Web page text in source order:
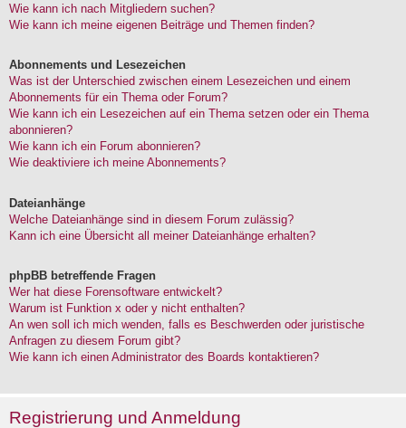
Wie kann ich nach Mitgliedern suchen?
Wie kann ich meine eigenen Beiträge und Themen finden?
Abonnements und Lesezeichen
Was ist der Unterschied zwischen einem Lesezeichen und einem
Abonnements für ein Thema oder Forum?
Wie kann ich ein Lesezeichen auf ein Thema setzen oder ein Thema
abonnieren?
Wie kann ich ein Forum abonnieren?
Wie deaktiviere ich meine Abonnements?
Dateianhänge
Welche Dateianhänge sind in diesem Forum zulässig?
Kann ich eine Übersicht all meiner Dateianhänge erhalten?
phpBB betreffende Fragen
Wer hat diese Forensoftware entwickelt?
Warum ist Funktion x oder y nicht enthalten?
An wen soll ich mich wenden, falls es Beschwerden oder juristische
Anfragen zu diesem Forum gibt?
Wie kann ich einen Administrator des Boards kontaktieren?
Registrierung und Anmeldung